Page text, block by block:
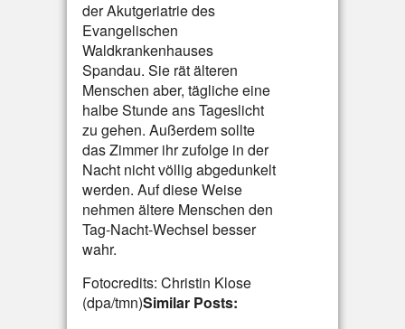
der Akutgeriatrie des
Evangelischen
Waldkrankenhauses
Spandau. Sie rät älteren
Menschen aber, tägliche eine
halbe Stunde ans Tageslicht
zu gehen. Außerdem sollte
das Zimmer ihr zufolge in der
Nacht nicht völlig abgedunkelt
werden. Auf diese Weise
nehmen ältere Menschen den
Tag-Nacht-Wechsel besser
wahr.
Fotocredits: Christin Klose
(dpa/tmn)Similar Posts: